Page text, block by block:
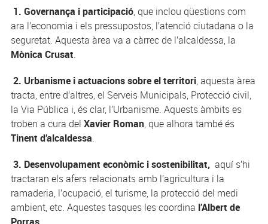
1. Governança i participació, que inclou qüestions com
ara l’economia i els pressupostos, l’atenció ciutadana o la
seguretat. Aquesta àrea va a càrrec de l’alcaldessa, la
Mònica Crusat.
2. Urbanisme i actuacions sobre el territori, aquesta àrea
tracta, entre d’altres, el Serveis Municipals, Protecció civil,
la Via Pública i, és clar, l’Urbanisme. Aquests àmbits es
troben a cura del Xavier Roman, que alhora també és
Tinent d’alcaldessa.
3. Desenvolupament econòmic i sostenibilitat, aquí s’hi
tractaran els afers relacionats amb l’agricultura i la
ramaderia, l’ocupació, el turisme, la protecció del medi
ambient, etc. Aquestes tasques les coordina l’Albert de